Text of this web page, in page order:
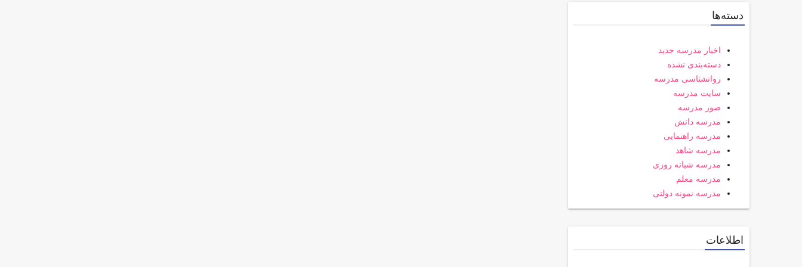
دسته‌ها
اخبار مدرسه جدید
دسته‌بندی نشده
روانشناسی مدرسه
سایت مدرسه
صور مدرسه
مدرسه دانش
مدرسه راهنمایی
مدرسه شاهد
مدرسه شبانه روزی
مدرسه معلم
مدرسه نمونه دولتی
اطلاعات